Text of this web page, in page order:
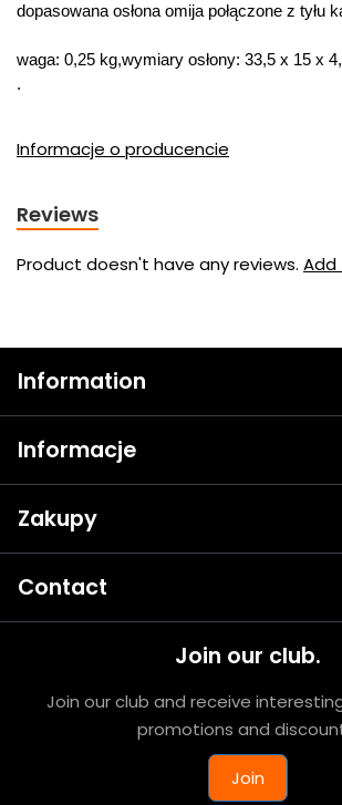
dopasowana osłona omija połączone z tyłu
waga: 0,25 kg,wymiary osłony: 33,5 x 15 x
.
Informacje o producencie
Reviews
Product doesn't have any reviews. Add
Information
Informacje
Zakupy
Contact
Join our club.
Join our club and receive
promotions and
Join